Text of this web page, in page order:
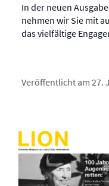
In der neuen
nehmen wir Sie mit
das vielfältige
Veröffentlicht am 27.